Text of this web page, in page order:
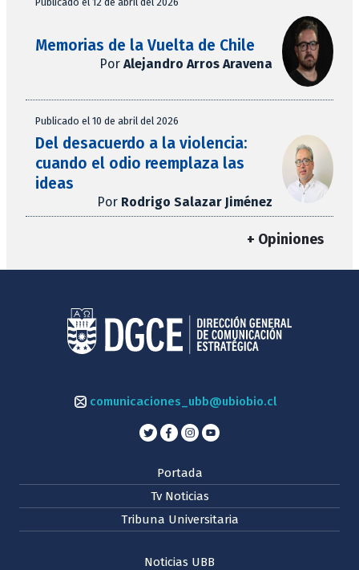
Memorias de la Vuelta de Chile
Por Alejandro Arros Aravena
Publicado el 10 de abril del 2026
Del desacuerdo a la violencia:
cuando el odio reemplaza las
ideas
Por Rodrigo Salazar Jiménez
+ Opiniones
comunicaciones_ubb@ubiobio.cl
Portada
Tv Noticias
Tribuna Universitaria
Noticias UBB